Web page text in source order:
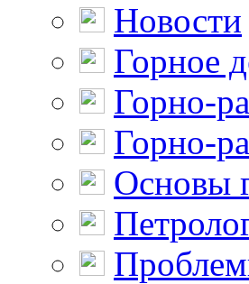
Новости
Горное
Горно-
Горно-
Основы